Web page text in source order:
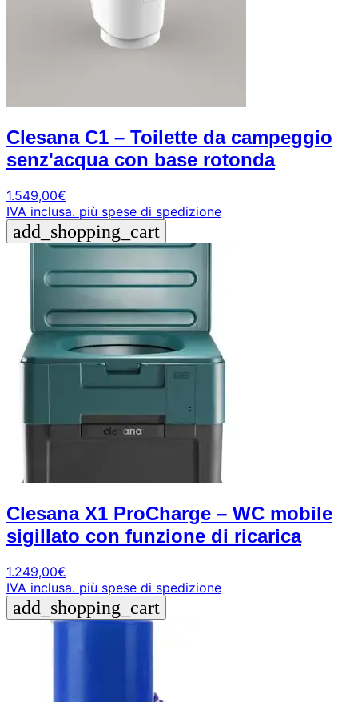
Clesana C1 – Toilette da campeggio
senz'acqua con base rotonda
1.549,00€
IVA inclusa. più spese di spedizione
add_shopping_cart
Clesana X1 ProCharge – WC mobile
sigillato con funzione di ricarica
1.249,00€
IVA inclusa. più spese di spedizione
add_shopping_cart